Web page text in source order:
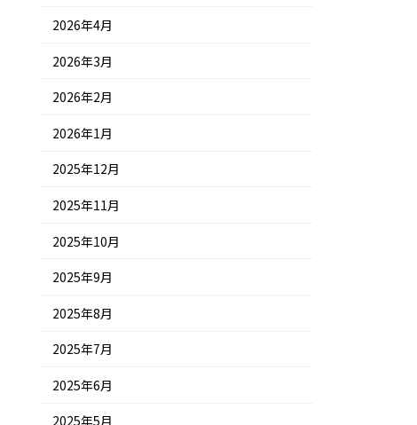
2026年4月
2026年3月
2026年2月
2026年1月
2025年12月
2025年11月
2025年10月
2025年9月
2025年8月
2025年7月
2025年6月
2025年5月